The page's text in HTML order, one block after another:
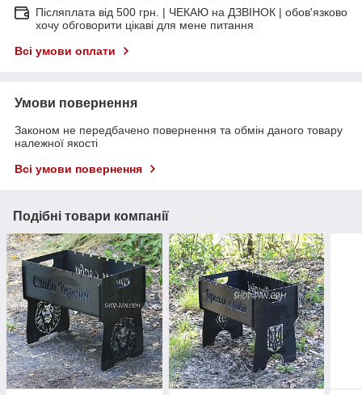
Післяплата від 500 грн. | ЧЕКАЮ на ДЗВІНОК | обов'язково
хочу обговорити цікаві для мене питання
Всі умови оплати
Умови повернення
Законом не передбачено повернення та обмін даного товару
належної якості
Всі умови повернення
Подібні товари компанії